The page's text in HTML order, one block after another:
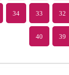
32
33
34
39
40